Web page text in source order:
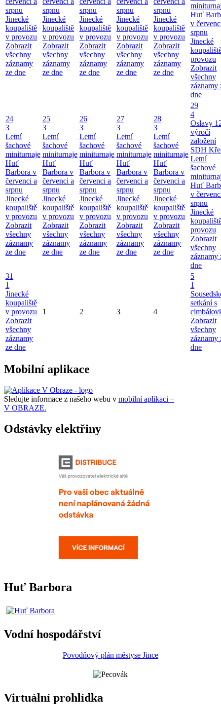
srpnu
Jinecké
koupaliště
v provozu
Zobrazit
všechny
záznamy
ze dne
srpnu
Jinecké
koupaliště
v provozu
Zobrazit
všechny
záznamy
ze dne
srpnu
Jinecké
koupaliště
v provozu
Zobrazit
všechny
záznamy
ze dne
srpnu
Jinecké
koupaliště
v provozu
Zobrazit
všechny
záznamy
ze dne
srpnu
Jinecké
koupaliště
v provozu
Zobrazit
všechny
záznamy
ze dne
Huť
v
srpnu
Jinecké
provozu
Zobrazit
všechny
záznamy
dne
24
3
Letní
šachové
miniturnaje
Huť
Barbora v
červenci a
srpnu
Jinecké
koupaliště
v provozu
Zobrazit
všechny
záznamy
ze dne
25
3
Letní
šachové
miniturnaje
Huť
Barbora v
červenci a
srpnu
Jinecké
koupaliště
v provozu
Zobrazit
všechny
záznamy
ze dne
26
3
Letní
šachové
miniturnaje
Huť
Barbora v
červenci a
srpnu
Jinecké
koupaliště
v provozu
Zobrazit
všechny
záznamy
ze dne
27
3
Letní
šachové
miniturnaje
Huť
Barbora v
červenci a
srpnu
Jinecké
koupaliště
v provozu
Zobrazit
všechny
záznamy
ze dne
28
3
Letní
šachové
miniturnaje
Huť
Barbora v
červenci a
srpnu
Jinecké
koupaliště
v provozu
Zobrazit
všechny
záznamy
ze dne
29
4
Oslavy
výročí
založení
SDH
Letní
šachové
Huť
v
srpnu
Jinecké
provozu
Zobrazit
všechny
záznamy
dne
31
1
Jinecké
koupaliště
v provozu
Zobrazit
všechny
záznamy
ze dne
1 2 3 4
5
1
setkání s
Zobrazit
všechny
záznamy
dne
Mobilní aplikace
Sledujte informace z našeho webu v mobilní aplikaci –
V OBRAZE.
Odstávky elektřiny
Huť Barbora
Vodní hospodářství
Povodňový plán městyse Jince
Virtuální prohlídka